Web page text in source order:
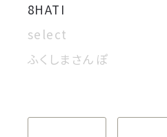
8HATI
select
ふくしまさんぽ